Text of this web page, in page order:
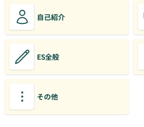
自己紹介
ES全般
その他